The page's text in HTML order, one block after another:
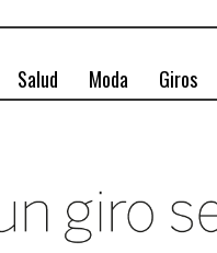
Salud Moda Giros